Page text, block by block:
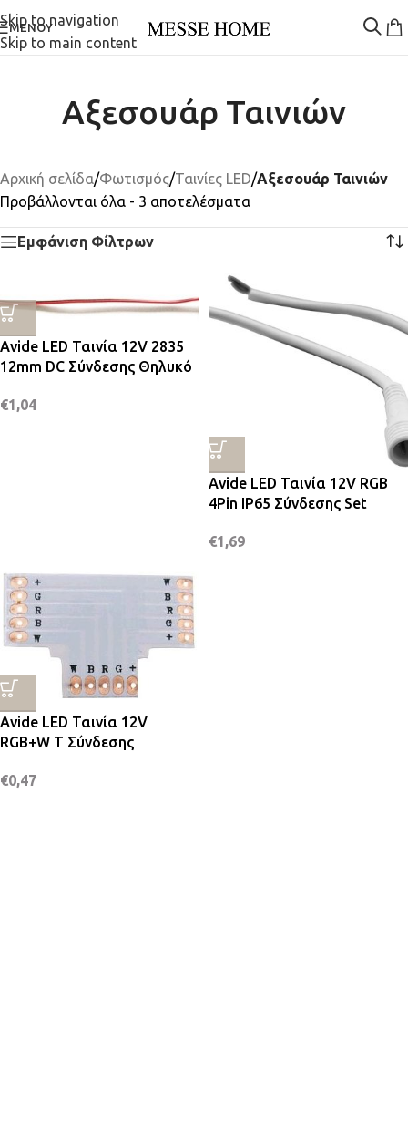
Skip to navigation
Skip to main content
ΜΕΝΟΎ
Αξεσουάρ Ταινιών
Αρχική σελίδα/Φωτισμός/Ταινίες LED/Αξεσουάρ Ταινιών
Προβάλλονται όλα - 3 αποτελέσματα
Εμφάνιση Φίλτρων
Avide LED Ταινία 12V 2835
12mm DC Σύνδεσης Θηλυκό
€1,04
Avide LED Ταινία 12V RGB
4Pin IP65 Σύνδεσης Set
€1,69
Avide LED Ταινία 12V
RGB+W T Σύνδεσης
€0,47